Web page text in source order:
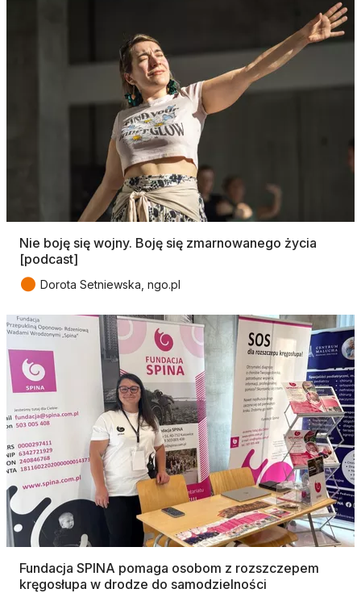
Nie boję się wojny. Boję się zmarnowanego życia
[podcast]
● Dorota Setniewska, ngo.pl
Fundacja SPINA pomaga osobom z rozszczepem
kręgosłupa w drodze do samodzielności